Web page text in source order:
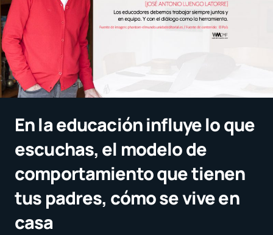
En la educación influye lo que
escuchas, el modelo de
comportamiento que tienen
tus padres, cómo se vive en
casa